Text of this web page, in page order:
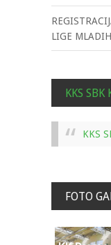
LIGE
KKS SBK
KKS
FOTO